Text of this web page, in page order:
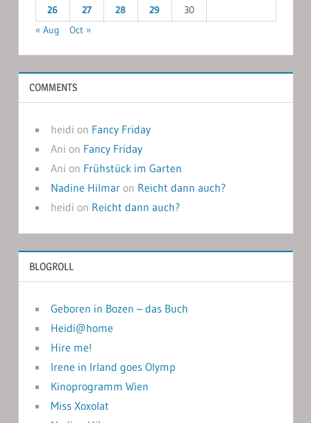
26
27 28 29
30
« Aug
Oct »
COMMENTS
heidi on Fancy Friday
Ani on Fancy Friday
Ani on Frühstück im Garten
Nadine Hilmaron Reicht dann auch?
heidi on Reicht dann auch?
BLOGROLL
Geboren in Bozen – das Buch
Heidi@home
Hire me!
Irene in Irland goes Olymp
Kinoprogramm Wien
Miss Xoxolat